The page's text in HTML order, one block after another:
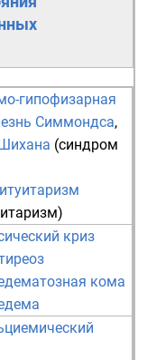
гипофизарная
Симмондса,
(синдром
криз
кома